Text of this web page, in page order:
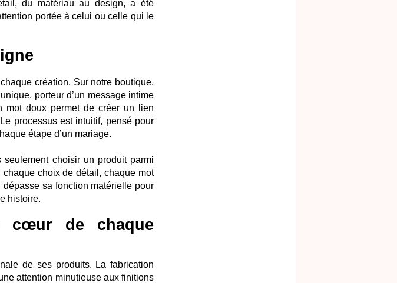
du matériau au design, a été
portée à celui ou celle qui le
création. Sur notre boutique,
porteur d’un message intime
mot doux permet de créer un lien
processus est intuitif, pensé pour
étape d’un mariage.
seulement choisir un produit parmi
choix de détail, chaque mot
dépasse sa fonction matérielle pour
histoire.
cœur de chaque
de ses produits. La fabrication
attention minutieuse aux finitions